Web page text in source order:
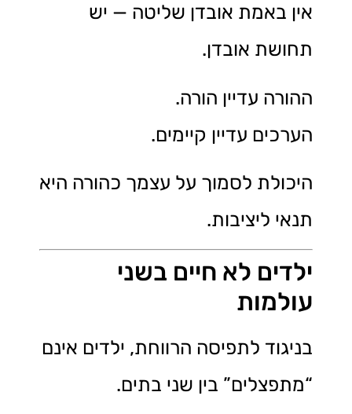
אין באמת אובדן שליטה — יש
תחושת אובדן.
ההורה עדיין הורה.
הערכים עדיין קיימים.
היכולת לסמוך על עצמך כהורה היא
תנאי ליציבות.
ילדים לא חיים בשני
עולמות
בניגוד לתפיסה הרווחת, ילדים אינם
“מתפצלים” בין שני בתים.